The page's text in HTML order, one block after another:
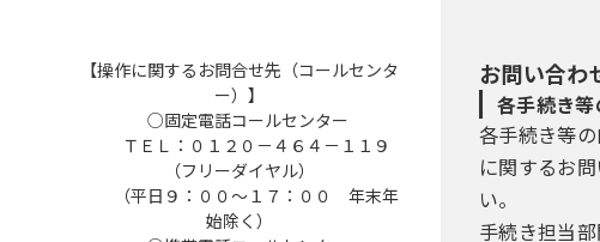
【操作に関するお問合せ先（コールセンタ
ー）】
○固定電話コールセンター
ＴＥＬ：０１２０－４６４－１１９
（フリーダイヤル）
（平日９：００～１７：００ 年末年
始除く）
お問い合わ
各手続き
各手続き等
に関するお
い。
手続き担当